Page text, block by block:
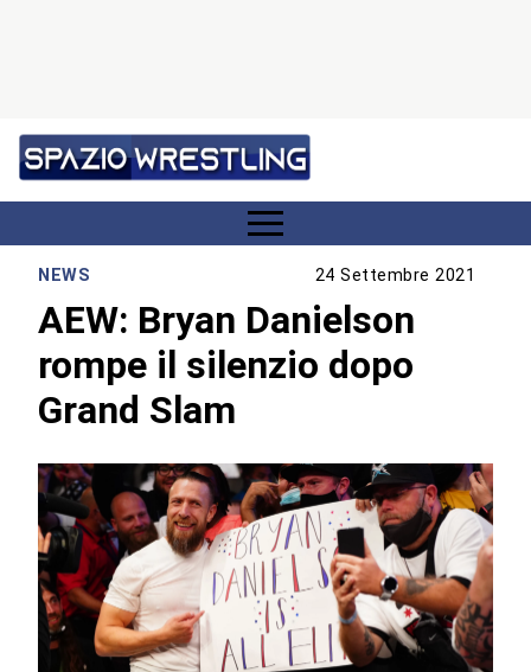
NEWS 24 Settembre 2021
AEW: Bryan Danielson
rompe il silenzio dopo
Grand Slam